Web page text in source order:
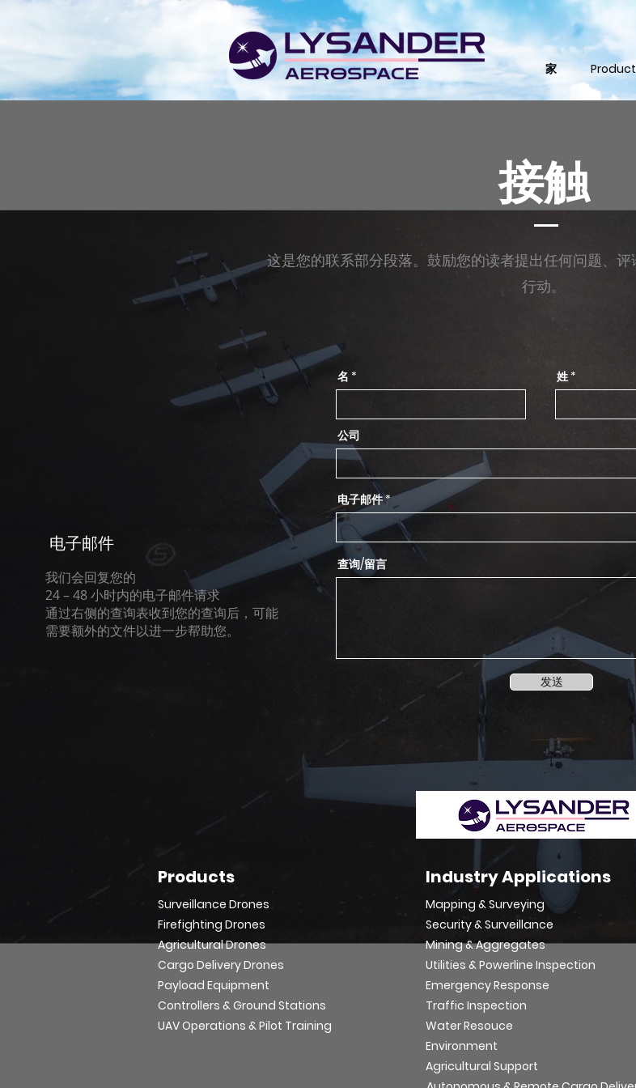
家
接触
这是您的联系部分段落。鼓励您的读者提出任何问题、
行动。
电子邮件
我们会回复您的
24 – 48 小时内的电子邮件请求
通过右侧的查询表收到您的查询后，可能
需要额外的文件以进一步帮助您。
名 姓
公司
电子邮件
查询/留言
发送
Products
Surveillance Drones
Firefighting Drones
Agricultural Drones
Cargo Delivery Drones
Payload Equipment
Controllers & Ground Stations
UAV Operations & Pilot Training
Industry Applications
Mapping & Surveying
Security & Surveillance
Mining & Aggregates
Utilities & Powerline Inspection
Emergency Response
Traffic Inspection
Water Resouce
Environment
Agricultural Support